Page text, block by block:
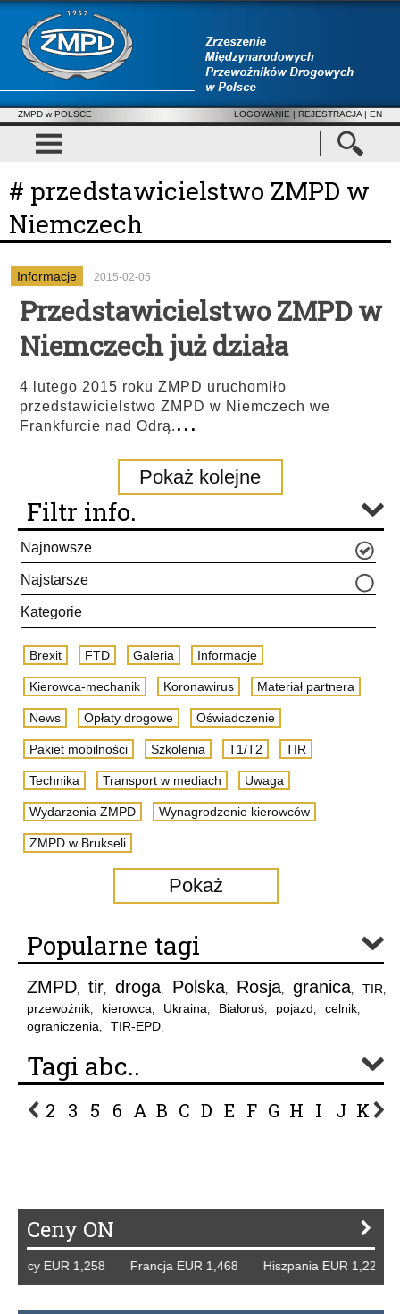
ZMPD w POLSCE LOGOWANIE | REJESTRACJA | EN
# przedstawicielstwo ZMPD w
Niemczech
Informacje 2015-02-05
Przedstawicielstwo ZMPD w
Niemczech już działa
4 lutego 2015 roku ZMPD uruchomiło
przedstawicielstwo ZMPD w Niemczech we
Frankfurcie nad Odrą....
Pokaż kolejne
Filtr info.
Najnowsze
Najstarsze
Kategorie
Brexit FTD Galeria Informacje
Kierowca-mechanik Koronawirus Materiał partnera
News Opłaty drogowe Oświadczenie
Pakiet mobilności Szkolenia T1/T2 TIR
Technika Transport w mediach Uwaga
Wydarzenia ZMPD Wynagrodzenie kierowców
ZMPD w Brukseli
Pokaż
Popularne tagi
ZMPD, tir, droga, Polska, Rosja, granica, TIR,
przewoźnik, kierowca, Ukraina, Białoruś, pojazd, celnik,
ograniczenia, TIR-EPD,
Tagi abc..
2 3 5 6 A B C D E F G H I J K L
Ceny ON
EUR 1,258 Francja EUR 1,468 Hiszpania EUR